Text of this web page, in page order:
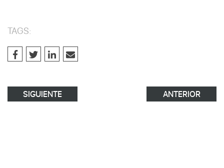
TAGS:
SIGUIENTE ANTERIOR